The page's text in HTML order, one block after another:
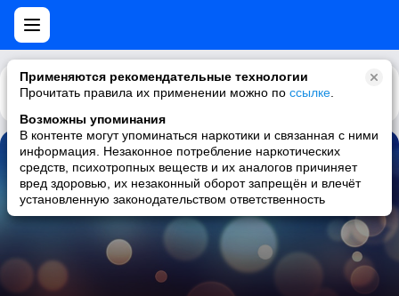
Применяются рекомендательные технологии
Прочитать правила их применении можно по ссылке
Возможны упоминания
В контенте могут упоминаться наркотики и связанная с ними
информация. Незаконное потребление наркотических
средств, психотропных веществ и их аналогов причиняет
вред здоровью, их незаконный оборот запрещён и влечёт
установленную законодательством ответственность
Каталог Рекомендации
Moon de Lounge